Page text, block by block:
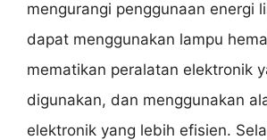
mengurangi penggunaan energi
dapat menggunakan lampu
mematikan peralatan elektronik
digunakan, dan menggunakan
elektronik yang lebih efisien.